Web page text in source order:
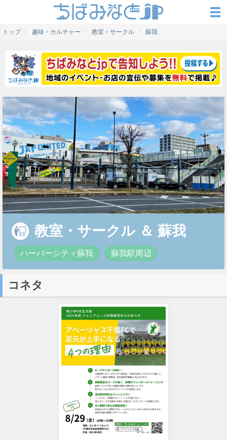
トップ 趣味・カルチャー 教室・サークル 蘇我
教室・サークル ＆ 蘇我
ハーバーシティ蘇我 蘇我駅周辺
コネタ